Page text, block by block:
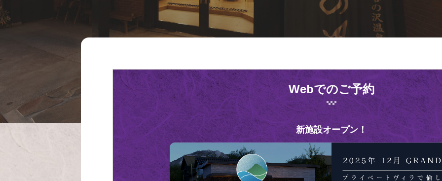
Webでのご予約
新施設オープン！